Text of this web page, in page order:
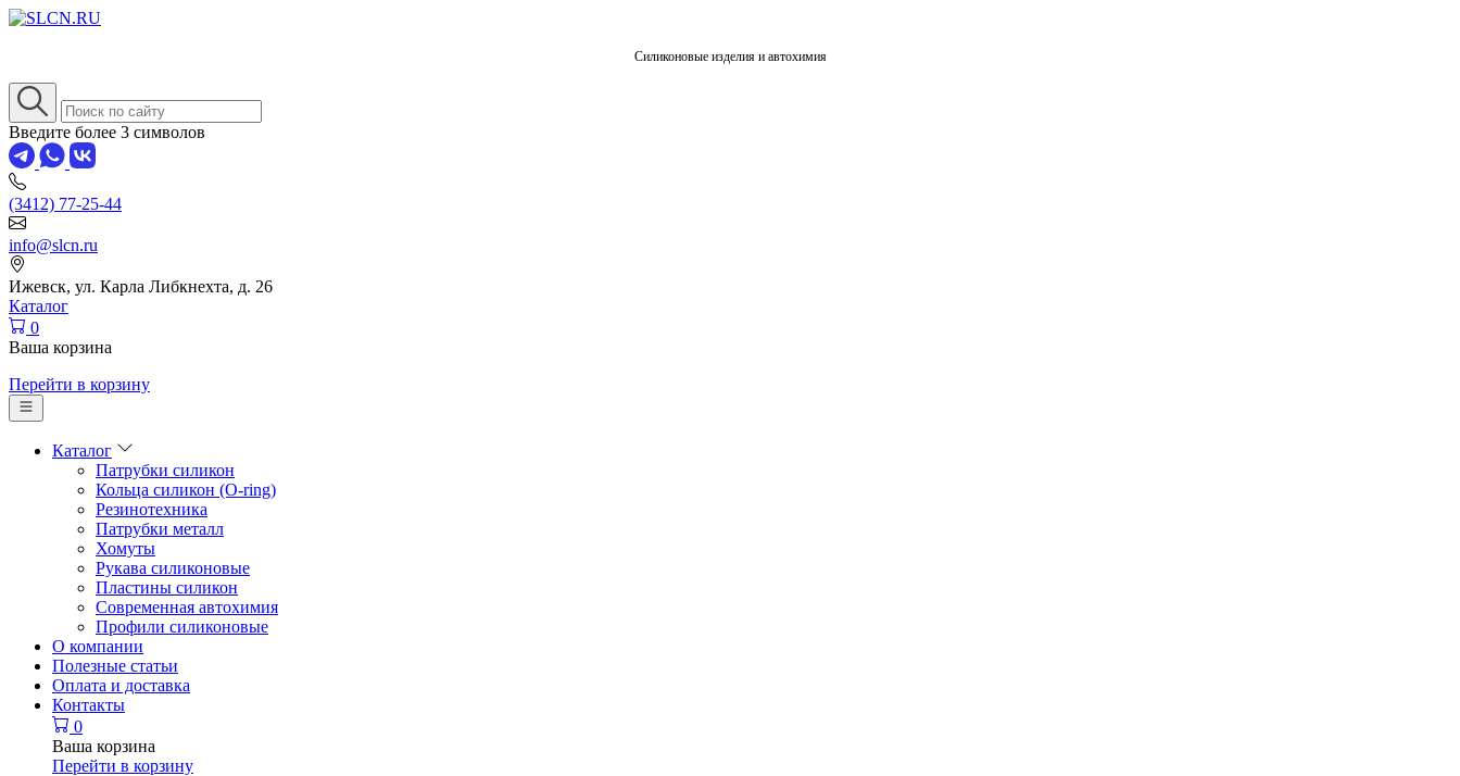
Силиконовые изделия и автохимия
Введите более 3 символов
(3412) 77-25-44
info@slcn.ru
Ижевск, ул. Карла Либкнехта, д. 26
Каталог
0
Ваша корзина
Перейти в корзину
Каталог
Патрубки силикон
Кольца силикон (O-ring)
Резинотехника
Патрубки металл
Хомуты
Рукава силиконовые
Пластины силикон
Современная автохимия
Профили силиконовые
О компании
Полезные статьи
Оплата и доставка
Контакты
0
Ваша корзина
Перейти в корзину